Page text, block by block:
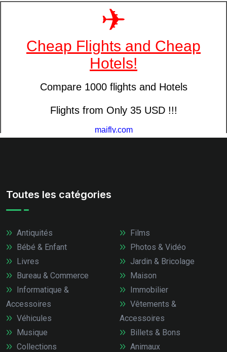
Toutes les catégories
Antiquités
Bébé & Enfant
Livres
Bureau & Commerce
Informatique &
Accessoires
Véhicules
Films
Photos & Vidéo
Jardin & Bricolage
Maison
Immobilier
Vêtements &
Accessoires
Musique
Collections
Billets & Bons
Animaux